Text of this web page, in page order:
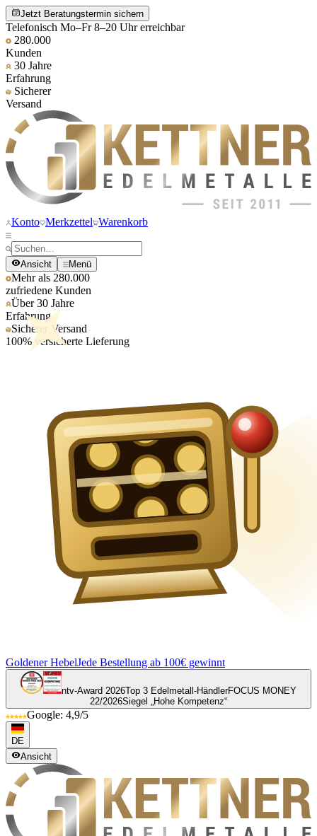
Jetzt Beratungstermin sichern
Telefonisch Mo–Fr 8–20 Uhr erreichbar
280.000
Kunden
30 Jahre
Erfahrung
Sicherer
Versand
Konto Merkzettel Warenkorb
Ansicht Menü
Mehr als 280.000
zufriedene Kunden
Über 30 Jahre
Erfahrung
Sicherer Versand
100% versicherte Lieferung
Goldener HebelJede Bestellung ab 100€ gewinnt
ntv-Award 2026Top 3 Edelmetall-HändlerFOCUS MONEY
22/2026Siegel „Hohe Kompetenz“
Google: 4,9/5
DE
Ansicht